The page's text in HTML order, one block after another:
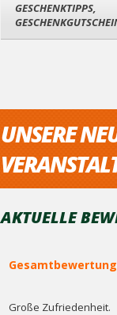
GESCHENKTIPPS,
UNSERE
AKTUELLE
Große Zufriedenheit.